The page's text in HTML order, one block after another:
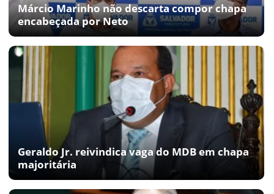
Márcio Marinho não descarta compor chapa
encabeçada por Neto
Geraldo Jr. reivindica vaga do MDB em chapa
majoritária